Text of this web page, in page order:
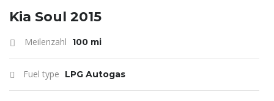
Kia Soul 2015
Meilenzahl 100 mi
Fuel type LPG Autogas